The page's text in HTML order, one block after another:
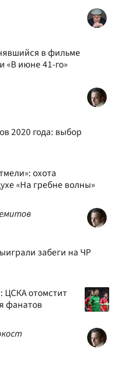
в фильме
«В июне 41-го»
2020 года: выбор
охота
«На гребне волны»
забеги на ЧР
ЦСКА отомстит
фанатов